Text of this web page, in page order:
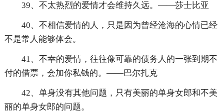
39、不太热烈的爱情才会维持久远。——莎士比亚
40、不相信爱情的人，只是因为曾经沧海的心情已经
不是常人能够体会。
41、不幸的爱情，往往像可靠的债务人的一张到期不
付的借票，会加你私钱的。——巴尔扎克
42、单身没有其他问题，只有美丽的单身女郎和不美
丽的单身女郎的问题。